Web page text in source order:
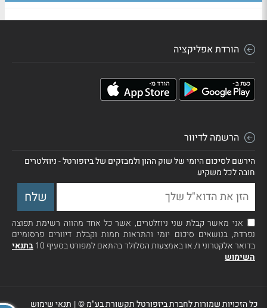
הורדת אפליקציה
הרשמה לדיוור
הירשם לסיכום היומי של שוק ההון ולמבזקים של ביזפורטל - ניוזלטרים
חובה לכל משקיע
אני מאשר קבלת שני ניוזלטרים, אשר כל אחד מהווה רשימת תפוצה
נפרדת, בנושאים סיכום יומי והתראות חמות וקבלת דיוורים פרסומיים
בדואר אלקטרוני ו/ או באמצעות הסלולר בהתאם למפורט בסעיף 10
בתנאי
השימוש
כל הזכויות שמורות לחברת ביזפורטל תקשורת בע"מ ©| תנאי שימוש